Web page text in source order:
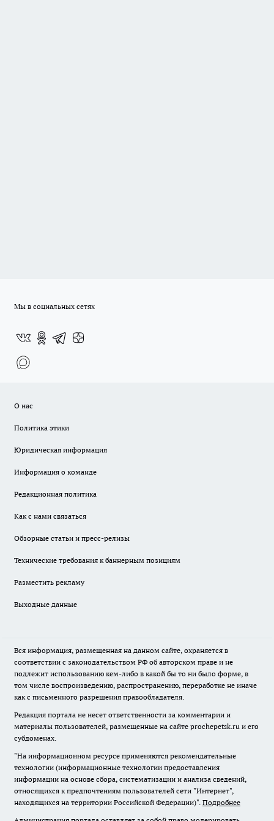
Мы в социальных сетях
О нас
Политика этики
Юридическая информация
Информация о команде
Редакционная политика
Как с нами связаться
Обзорные статьи и пресс-релизы
Технические требования к баннерным позициям
Разместить рекламу
Выходные данные
Вся информация, размещенная на данном сайте, охраняется в
соответствии с законодательством РФ об авторском праве и не
подлежит использованию кем-либо в какой бы то ни было форме, в
том числе воспроизведению, распространению, переработке не иначе
как с письменного разрешения правообладателя.
Редакция портала не несет ответственности за комментарии и
материалы пользователей, размещенные на сайте prochepetsk.ru и его
субдоменах.
"На информационном ресурсе применяются рекомендательные
технологии (информационные технологии предоставления
информации на основе сбора, систематизации и анализа сведений,
относящихся к предпочтениям пользователей сети "Интернет",
находящихся на территории Российской Федерации)". Подробнее